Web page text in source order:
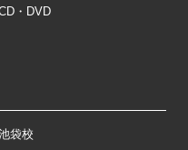
・DVD
袋校